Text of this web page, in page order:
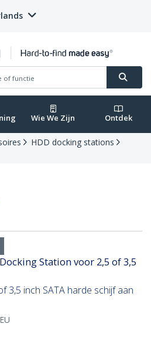
Wie We Zijn Ontdek
HDD docking stations
Station voor 2,5 of 3,5
3,5 inch SATA harde schijf aan